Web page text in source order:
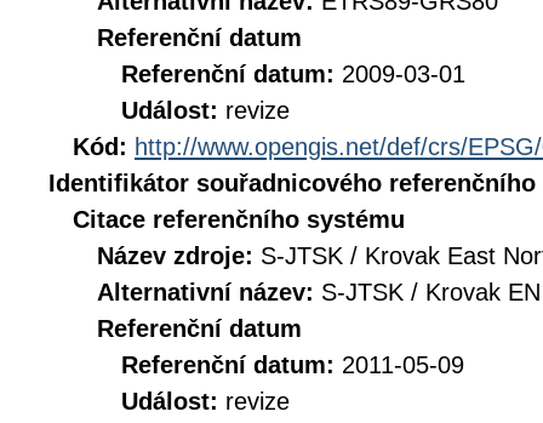
Referenční datum
Referenční datum: 2009-03-01
Událost: revize
Kód: http://www.opengis.net/def/crs/
Identifikátor souřadnicového referenčního
Citace referenčního systému
Název zdroje: S-JTSK / Krovak East
Alternativní název: S-JTSK / Krovak EN
Referenční datum
Referenční datum: 2011-05-09
Událost: revize